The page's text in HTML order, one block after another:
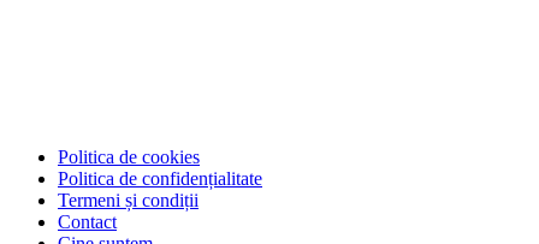
Politica de cookies
Politica de confidențialitate
Termeni și condiții
Contact